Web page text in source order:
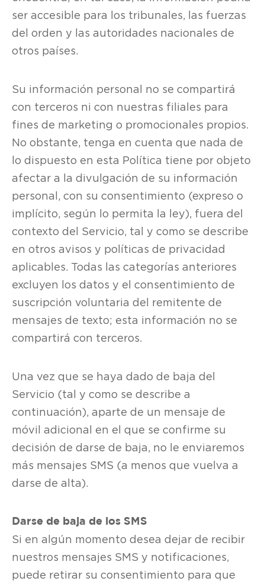
ser accesible para los tribunales, las fuerzas
del orden y las autoridades nacionales de
otros países.
Su información personal no se compartirá
con terceros ni con nuestras filiales para
fines de marketing o promocionales propios.
No obstante, tenga en cuenta que nada de
lo dispuesto en esta Política tiene por objeto
afectar a la divulgación de su información
personal, con su consentimiento (expreso o
implícito, según lo permita la ley), fuera del
contexto del Servicio, tal y como se describe
en otros avisos y políticas de privacidad
aplicables. Todas las categorías anteriores
excluyen los datos y el consentimiento de
suscripción voluntaria del remitente de
mensajes de texto; esta información no se
compartirá con terceros.
Una vez que se haya dado de baja del
Servicio (tal y como se describe a
continuación), aparte de un mensaje de
móvil adicional en el que se confirme su
decisión de darse de baja, no le enviaremos
más mensajes SMS (a menos que vuelva a
darse de alta).
Darse de baja de los SMS
Si en algún momento desea dejar de recibir
nuestros mensajes SMS y notificaciones,
puede retirar su consentimiento para que